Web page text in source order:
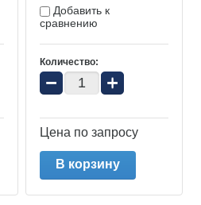
Добавить к
сравнению
Количество:
− +
Цена по запросу
В корзину